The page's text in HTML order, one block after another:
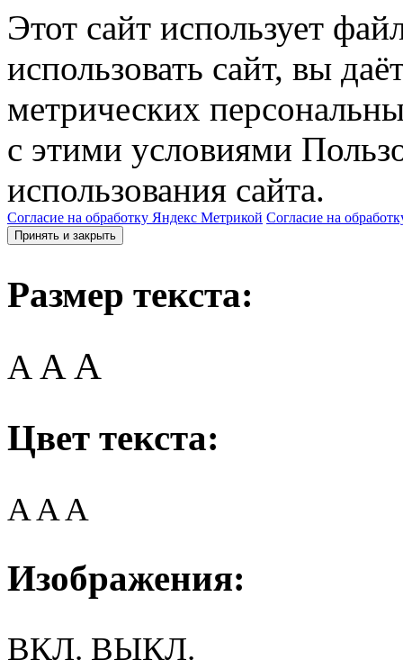
Этот сайт использует
использовать сайт, вы
метрических
с этими условиями
использования сайта.
Согласие на обработку Яндекс Метрикой Согласие на
Принять и закрыть
Размер текста:
A AA
Цвет текста:
AAA
Изображения:
ВКЛ. ВЫКЛ.